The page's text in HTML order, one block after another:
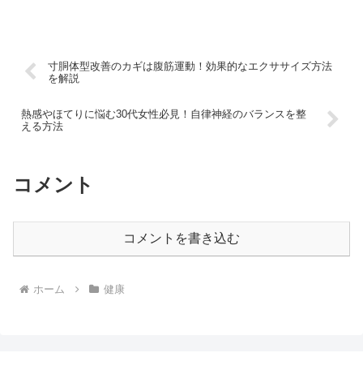
寸胴体型改善のカギは腹筋運動！効果的なエクササイズ方法
を解説
熱感やほてりに悩む30代女性必見！自律神経のバランスを整
える方法
コメント
コメントを書き込む
ホーム 健康